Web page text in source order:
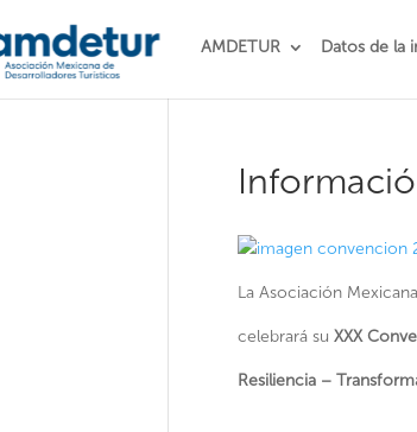
AMDETUR Datos de la
La Asociación
celebrará su XXX
Resiliencia –